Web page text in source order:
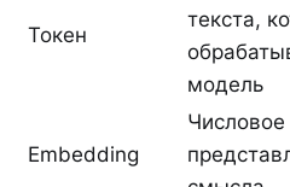
Токен
текста,
модель
Embedding
Числовое